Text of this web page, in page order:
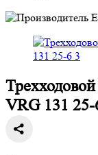
VRG 131 25-